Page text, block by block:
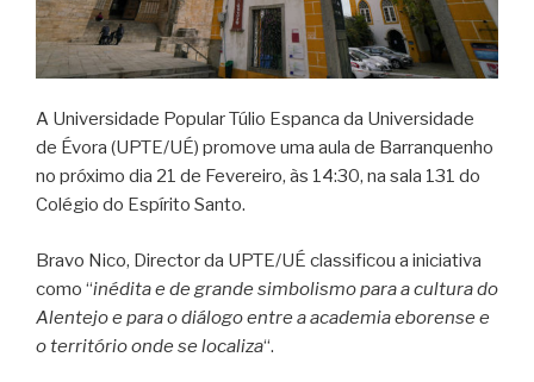
A Universidade Popular Túlio Espanca da Universidade
de Évora (UPTE/UÉ) promove uma aula de Barranquenho
no próximo dia 21 de Fevereiro, às 14:30, na sala 131 do
Colégio do Espírito Santo.
Bravo Nico, Director da UPTE/UÉ classificou a iniciativa
como “inédita e de grande simbolismo para a cultura do
Alentejo e para o diálogo entre a academia eborense e
o território onde se localiza“.